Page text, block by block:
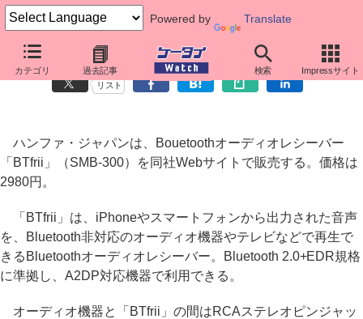
Powered by Translate
カテゴリ 過去記事 検索 Impressサイト
スマホ連携のBluetoothオーディオレシーバー「BTfrii」
リスト
ハンファ・ジャパンは、Bouetoothオーディオレシーバー
「BTfrii」（SMB-300）を同社Webサイトで販売する。価格は
2980円。
「BTfrii」は、iPhoneやスマートフォンから出力された音声
を、Bluetooth非対応のオーディオ機器やテレビなどで再生で
きるBluetoothオーディオレシーバー。Bluetooth 2.0+EDR規格
に準拠し、A2DP対応機器で利用できる。
オーディオ機器と「BTfrii」の間はRCAステレオピンジャッ